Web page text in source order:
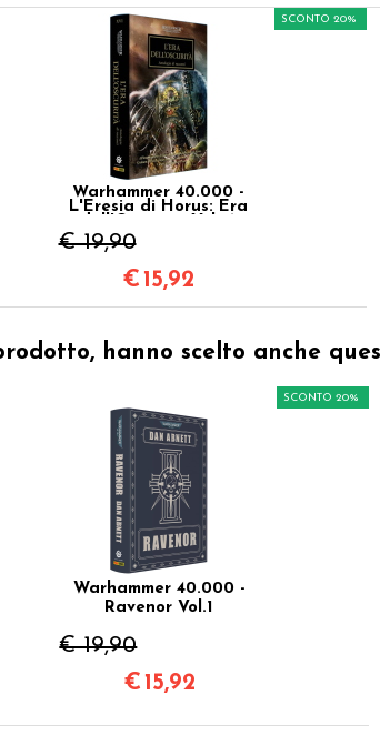
Warhammer 40.000 -
L'Eresia di Horus: Era
€ 19,90
SCONTO 20%
€ 15,92
hanno scelto anche
Warhammer 40.000 -
Ravenor Vol.1
€ 19,90
SCONTO 20%
€ 15,92